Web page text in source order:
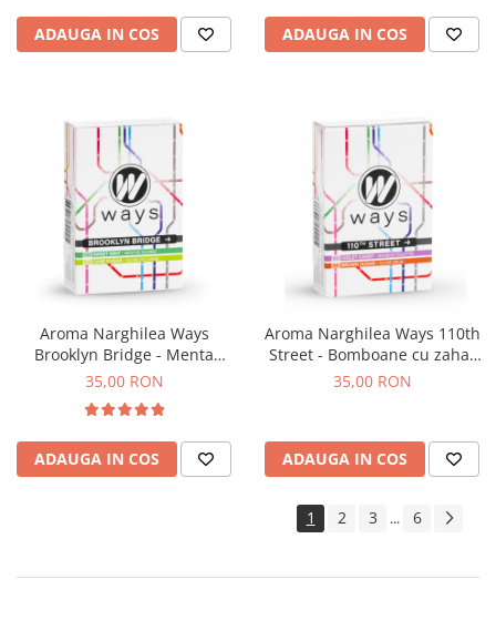
ADAUGA IN COS ADAUGA IN COS
Aroma Narghilea Ways
Brooklyn Bridge - Menta
Dulce, 50gr
35,00 RON
ADAUGA IN COS
Aroma Narghilea Ways 110th
Street - Bomboane cu zahar
brun, 50gr
35,00 RON
ADAUGA IN COS
1 2 3 ... 6